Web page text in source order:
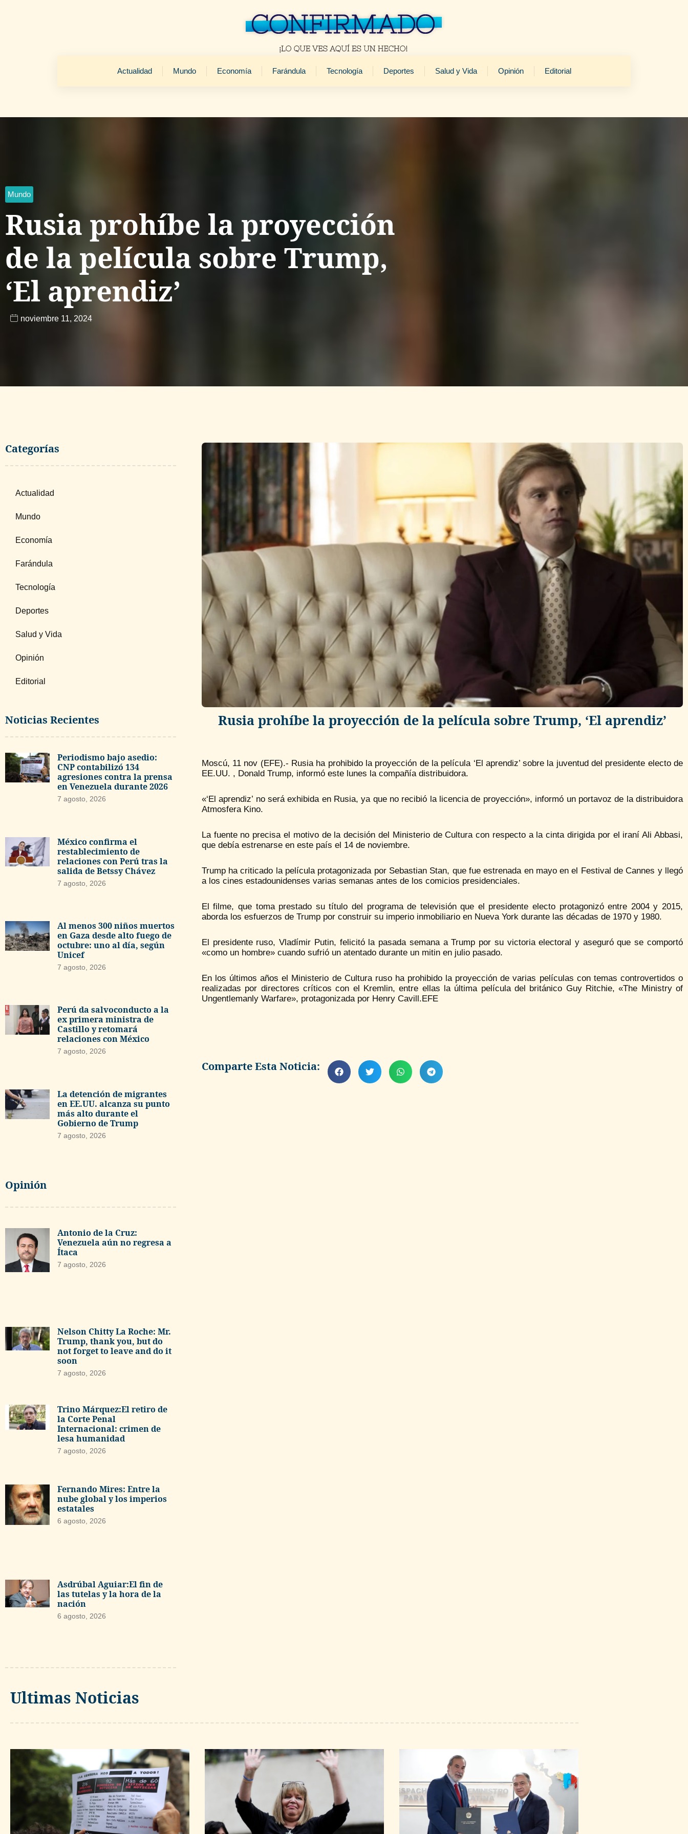
Actualidad Mundo Economía Farándula Tecnología Deportes Salud y Vida Opinión Editorial
Mundo
Rusia prohíbe la proyección
de la película sobre Trump,
‘El aprendiz’
noviembre 11, 2024
Categorías
Actualidad
Mundo
Economía
Farándula
Tecnología
Deportes
Salud y Vida
Opinión
Editorial
Noticias Recientes
Periodismo bajo asedio:
CNP contabilizó 134
agresiones contra la prensa
en Venezuela durante 2026
7 agosto, 2026
México confirma el
restablecimiento de
relaciones con Perú tras la
salida de Betssy Chávez
7 agosto, 2026
Al menos 300 niños muertos
en Gaza desde alto fuego de
octubre: uno al día, según
Unicef
7 agosto, 2026
Perú da salvoconducto a la
ex primera ministra de
Castillo y retomará
relaciones con México
7 agosto, 2026
La detención de migrantes
en EE.UU. alcanza su punto
más alto durante el
Gobierno de Trump
7 agosto, 2026
Opinión
Antonio de la Cruz:
Venezuela aún no regresa a
Ítaca
7 agosto, 2026
Nelson Chitty La Roche: Mr.
Trump, thank you, but do
not forget to leave and do it
soon
7 agosto, 2026
Trino Márquez:El retiro de
la Corte Penal
Internacional: crimen de
lesa humanidad
7 agosto, 2026
Fernando Mires: Entre la
nube global y los imperios
estatales
6 agosto, 2026
Asdrúbal Aguiar:El fin de
las tutelas y la hora de la
nación
6 agosto, 2026
Rusia prohíbe la proyección de la película sobre Trump, ‘El aprendiz’
Moscú, 11 nov (EFE).- Rusia ha prohibido la proyección de la película ‘El aprendiz’ sobre la juventud del presidente electo de
EE.UU. , Donald Trump, informó este lunes la compañía distribuidora.
«‘El aprendiz’ no será exhibida en Rusia, ya que no recibió la licencia de proyección», informó un portavoz de la distribuidora
Atmosfera Kino.
La fuente no precisa el motivo de la decisión del Ministerio de Cultura con respecto a la cinta dirigida por el iraní Ali Abbasi,
que debía estrenarse en este país el 14 de noviembre.
Trump ha criticado la película protagonizada por Sebastian Stan, que fue estrenada en mayo en el Festival de Cannes y llegó
a los cines estadounidenses varias semanas antes de los comicios presidenciales.
El filme, que toma prestado su título del programa de televisión que el presidente electo protagonizó entre 2004 y 2015,
aborda los esfuerzos de Trump por construir su imperio inmobiliario en Nueva York durante las décadas de 1970 y 1980.
El presidente ruso, Vladímir Putin, felicitó la pasada semana a Trump por su victoria electoral y aseguró que se comportó
«como un hombre» cuando sufrió un atentado durante un mitin en julio pasado.
En los últimos años el Ministerio de Cultura ruso ha prohibido la proyección de varias películas con temas controvertidos o
realizadas por directores críticos con el Kremlin, entre ellas la última película del británico Guy Ritchie, «The Ministry of
Ungentlemanly Warfare», protagonizada por Henry Cavill.EFE
Comparte Esta Noticia:
Ultimas Noticias